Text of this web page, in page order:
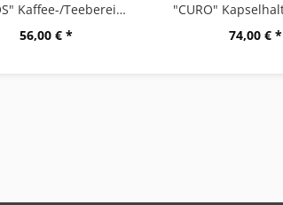
"SEGOS" Kaffee-/Teebereiter
56,00 € *
74,00 € *